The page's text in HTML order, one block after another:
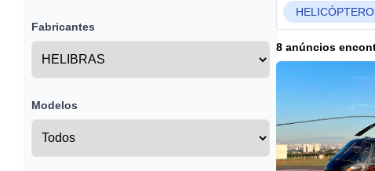
Fabricantes
Modelos
8 anúncios